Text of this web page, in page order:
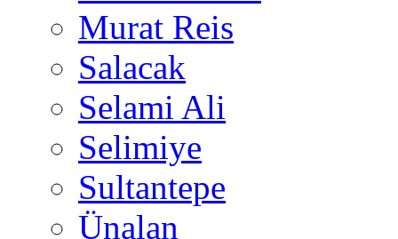
Murat Reis
Salacak
Selami Ali
Selimiye
Sultantepe
Ünalan